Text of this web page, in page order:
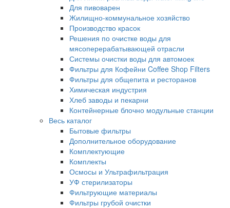
Для пивоварен
Жилищно-коммунальное хозяйство
Производство красок
Решения по очистке воды для
мясоперерабатывающей отрасли
Системы очистки воды для автомоек
Фильтры для Кофейни Coffee Shop Filters
Фильтры для общепита и ресторанов
Химическая индустрия
Хлеб заводы и пекарни
Контейнерные блочно модульные станции
Весь каталог
Бытовые фильтры
Дополнительное оборудование
Комплектующие
Комплекты
Осмосы и Ультрафильтрация
УФ стерилизаторы
Фильтрующие материалы
Фильтры грубой очистки